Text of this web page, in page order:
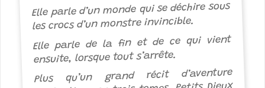
Elle parle d’un monde qui se déchire sous
les crocs d’un monstre invincible.
Elle parle de la fin et de ce qui vient
ensuite, lorsque tout s’arrête.
Plus qu’un grand récit d’aventure